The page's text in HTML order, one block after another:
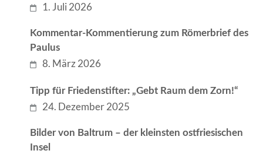
1. Juli 2026
Kommentar-Kommentierung zum Römerbrief des
Paulus
8. März 2026
Tipp für Friedenstifter: „Gebt Raum dem Zorn!“
24. Dezember 2025
Bilder von Baltrum – der kleinsten ostfriesischen
Insel